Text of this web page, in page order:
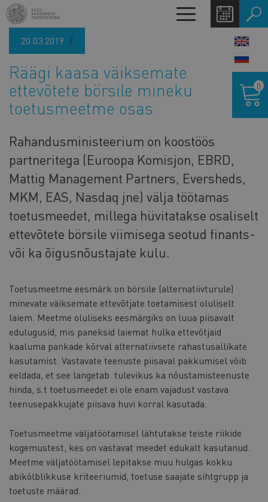
Liigu
edasi
põhisisu
Toggle
navigation
20.03.2019
Räägi kaasa väiksemate
ettevõtete börsile mineku
toetusmeetme osas
Rahandusministeerium on koostöös
partneritega (Euroopa Komisjon, EBRD,
Mattig Management Partners, Eversheds,
MKM, EAS, Nasdaq jne) välja töötamas
toetusmeedet, millega hüvitatakse osaliselt
ettevõtete börsile viimisega seotud finants-
või ka õigusnõustajate kulu.
Toetusmeetme eesmärk on börsile (alternatiivturule)
minevate väiksemate ettevõtjate toetamisest oluliselt
laiem. Meetme oluliseks eesmärgiks on luua piisavalt
edulugusid, mis paneksid laiemat hulka ettevõtjaid
kaaluma pankade kõrval alternatiivsete rahastusallikate
kasutamist. Vastavate teenuste piisaval pakkumisel võib
eeldada, et see langetab tulevikus ka nõustamisteenuste
hinda, s.t toetusmeedet ei ole enam vajadust vastava
teenusepakkujate piisava huvi korral kasutada.
Toetusmeetme väljatöötamisel lähtutakse teiste riikide
kogemustest, kes on vastavat meedet edukalt kasutanud.
Meetme väljatöötamisel lepitakse muu hulgas kokku
abikõlblikkuse kriteeriumid, toetuse saajate sihtgrupp ja
toetuste määrad.
0